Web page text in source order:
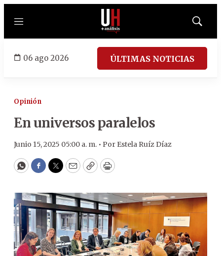
Menú
Mostrar
06 ago 2026 ÚLTIMAS NOTICIAS
Opinión
En universos paralelos
Junio 15, 2025 05:00 a. m. • Por Estela Ruíz Díaz
WhatsApp
Facebook
Twitter
EmailCopyPrint